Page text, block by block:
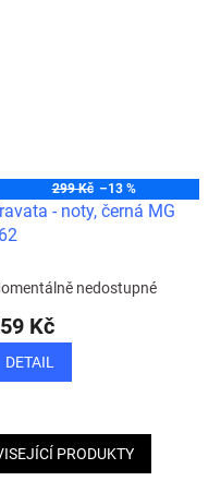
299 Kč –13 %
- noty, černá MG
nedostupné
Kč
DETAIL
PRODUKTY